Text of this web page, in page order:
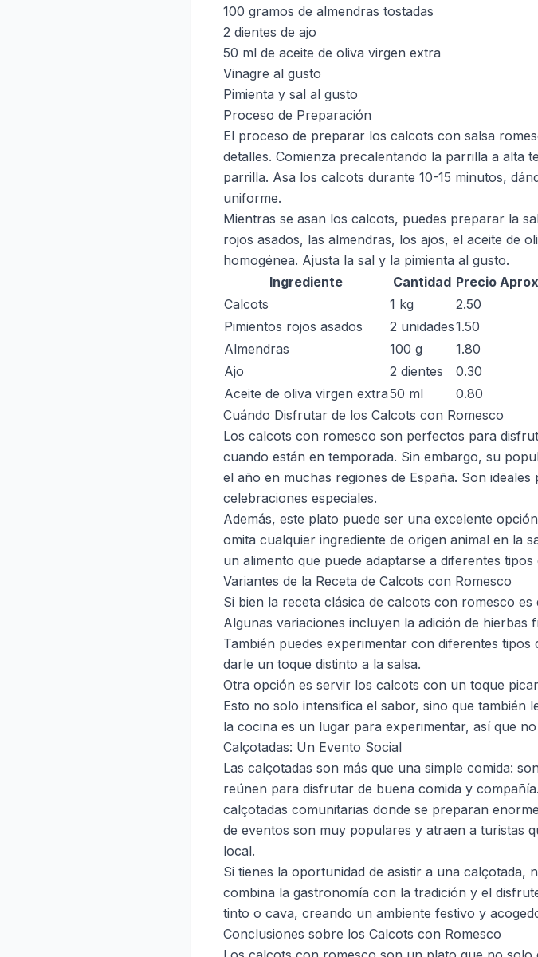
100 gramos de almendras tostadas
2 dientes de ajo
50 ml de aceite de oliva virgen extra
Vinagre al gusto
Pimienta y sal al gusto
Proceso de Preparación
El proceso de preparar los calcots con salsa
detalles. Comienza precalentando la parrilla a alta
parrilla. Asa los calcots durante 10-15 minutos,
uniforme.
Mientras se asan los calcots, puedes preparar la
rojos asados, las almendras, los ajos, el aceite de
homogénea. Ajusta la sal y la pimienta al gusto.
Ingrediente
Cantidad Precio
Calcots
1 kg
2.50
Pimientos rojos asados
2 unidades1.50
Almendras
100 g
1.80
Ajo
2 dientes
0.30
Aceite de oliva virgen extra50 ml
0.80
Cuándo Disfrutar de los Calcots con Romesco
Los calcots con romesco son perfectos para
cuando están en temporada. Sin embargo, su
el año en muchas regiones de España. Son
celebraciones especiales.
Además, este plato puede ser una excelente
omita cualquier ingrediente de origen animal en la
un alimento que puede adaptarse a diferentes tipos
Variantes de la Receta de Calcots con Romesco
Si bien la receta clásica de calcots con romesco
Algunas variaciones incluyen la adición de hierbas
También puedes experimentar con diferentes
darle un toque distinto a la salsa.
Otra opción es servir los calcots con un toque
Esto no solo intensifica el sabor, sino que también
la cocina es un lugar para experimentar, así que
Calçotadas: Un Evento Social
Las calçotadas son más que una simple comida:
reúnen para disfrutar de buena comida y
calçotadas comunitarias donde se preparan
de eventos son muy populares y atraen a turistas
local.
Si tienes la oportunidad de asistir a una calçotada,
combina la gastronomía con la tradición y el
tinto o cava, creando un ambiente festivo y
Conclusiones sobre los Calcots con Romesco